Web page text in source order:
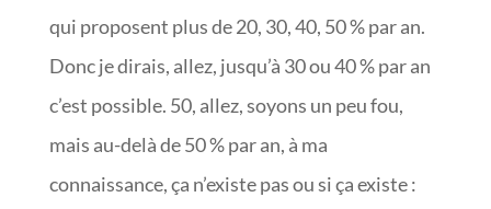
qui proposent plus de 20, 30, 40, 50 % par an.
Donc je dirais, allez, jusqu’à 30 ou 40 % par an
c’est possible. 50, allez, soyons un peu fou,
mais au-delà de 50 % par an, à ma
connaissance, ça n’existe pas ou si ça existe :